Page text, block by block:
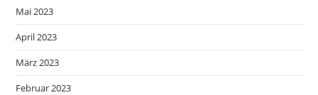
Mai 2023
April 2023
März 2023
Februar 2023